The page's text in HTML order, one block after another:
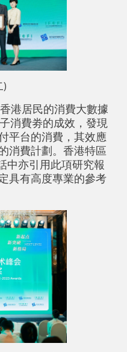
)
港居民的消費大數據
消費劵的成效，發現
平台的消費，其效應
消費計劃。香港特區
中亦引用此項研究報
具有高度專業的參考